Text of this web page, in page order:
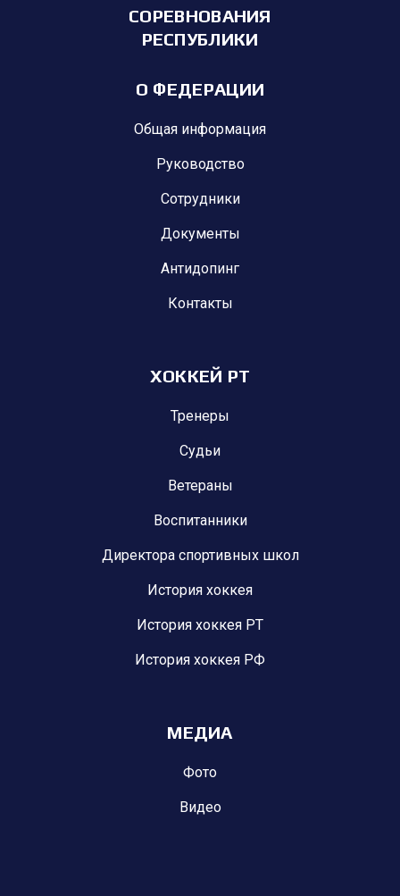
СОРЕВНОВАНИЯ
РЕСПУБЛИКИ
О ФЕДЕРАЦИИ
Общая информация
Руководство
Сотрудники
Документы
Антидопинг
Контакты
ХОККЕЙ РТ
Тренеры
Судьи
Ветераны
Воспитанники
Директора спортивных школ
История хоккея
История хоккея РТ
История хоккея РФ
МЕДИА
Фото
Видео